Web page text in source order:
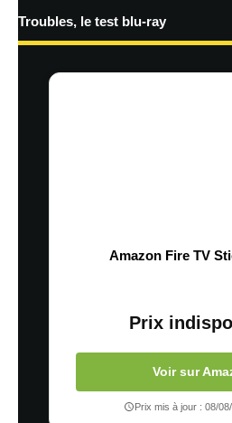
Troubles, le test blu-ray
Amazon Fire TV
Prix
Voir sur
Prix mis à jour : 08/